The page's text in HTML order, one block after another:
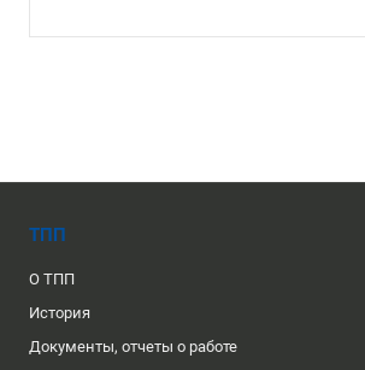
ТПП
О ТПП
История
Документы, отчеты о работе